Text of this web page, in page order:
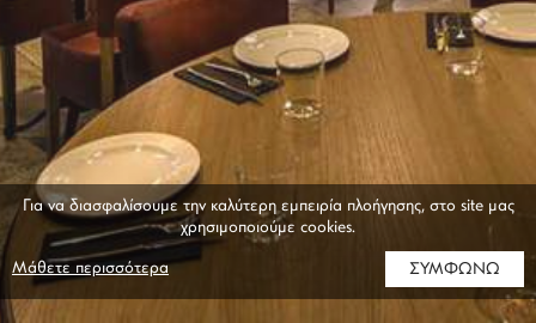
Για να διασφαλίσουμε την καλύτερη εμπειρία πλοήγησης, στο site μας
χρησιμοποιούμε cookies.
Μάθετε περισσότερα ΣΥΜΦΩΝΩ